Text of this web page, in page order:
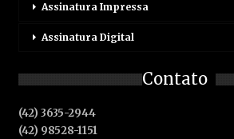
Assinatura Impressa
Assinatura Digital
Contato
(42) 3635-2944
(42) 98528-1151